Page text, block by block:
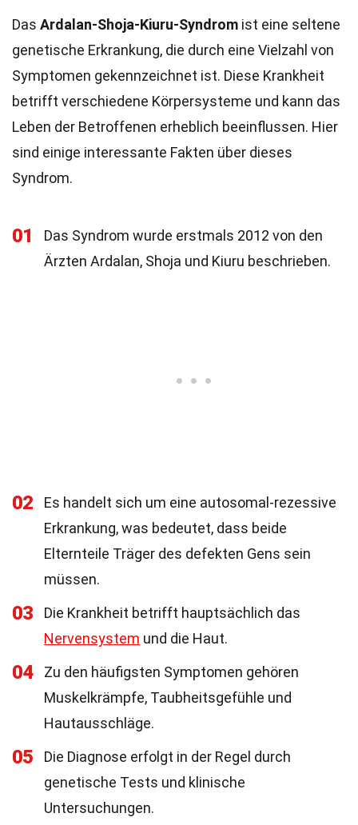
Das Ardalan-Shoja-Kiuru-Syndrom ist eine seltene
genetische Erkrankung, die durch eine Vielzahl von
Symptomen gekennzeichnet ist. Diese Krankheit
betrifft verschiedene Körpersysteme und kann das
Leben der Betroffenen erheblich beeinflussen. Hier
sind einige interessante Fakten über dieses
Syndrom.
01
Das Syndrom wurde erstmals 2012 von den
Ärzten Ardalan, Shoja und Kiuru beschrieben.
02
Es handelt sich um eine autosomal-rezessive
Erkrankung, was bedeutet, dass beide
Elternteile Träger des defekten Gens sein
müssen.
03
Die Krankheit betrifft hauptsächlich das
Nervensystem und die Haut.
04
Zu den häufigsten Symptomen gehören
Muskelkrämpfe, Taubheitsgefühle und
Hautausschläge.
05
Die Diagnose erfolgt in der Regel durch
genetische Tests und klinische
Untersuchungen.